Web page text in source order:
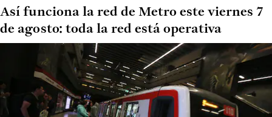
Así funciona la red de Metro este viernes 7
de agosto: toda la red está operativa